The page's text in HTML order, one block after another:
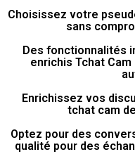
Choisissez votre
sans
Des fonctionnalités
enrichis Tchat
Enrichissez vos
tchat cam
Optez pour des
qualité pour des